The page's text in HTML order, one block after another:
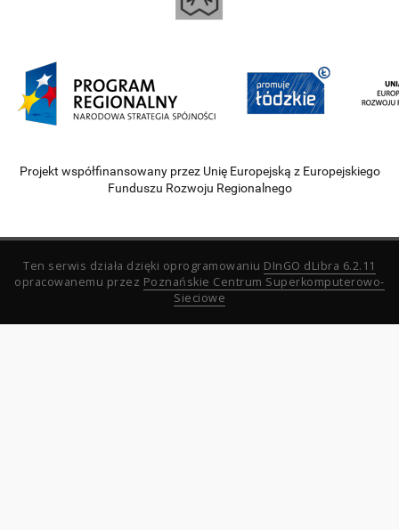
Projekt współfinansowany przez Unię Europejską z Europejskiego
Funduszu Rozwoju Regionalnego
Ten serwis działa dzięki oprogramowaniu DInGO dLibra 6.2.11
opracowanemu przez Poznańskie Centrum Superkomputerowo-
Sieciowe